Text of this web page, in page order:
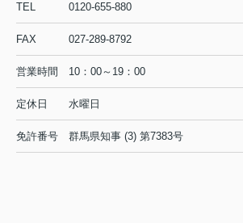
TEL 0120-655-880
FAX 027-289-8792
営業時間 10：00～19：00
定休日 水曜日
免許番号 群馬県知事 (3) 第7383号